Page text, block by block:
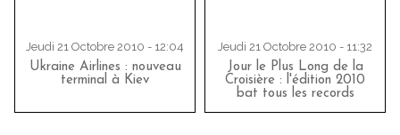
Jeudi 21 Octobre 2010 - 12:04
Ukraine Airlines : nouveau
terminal à Kiev
Jeudi 21 Octobre 2010 - 11:32
Jour le Plus Long de la
Croisière : l'édition 2010
bat tous les records